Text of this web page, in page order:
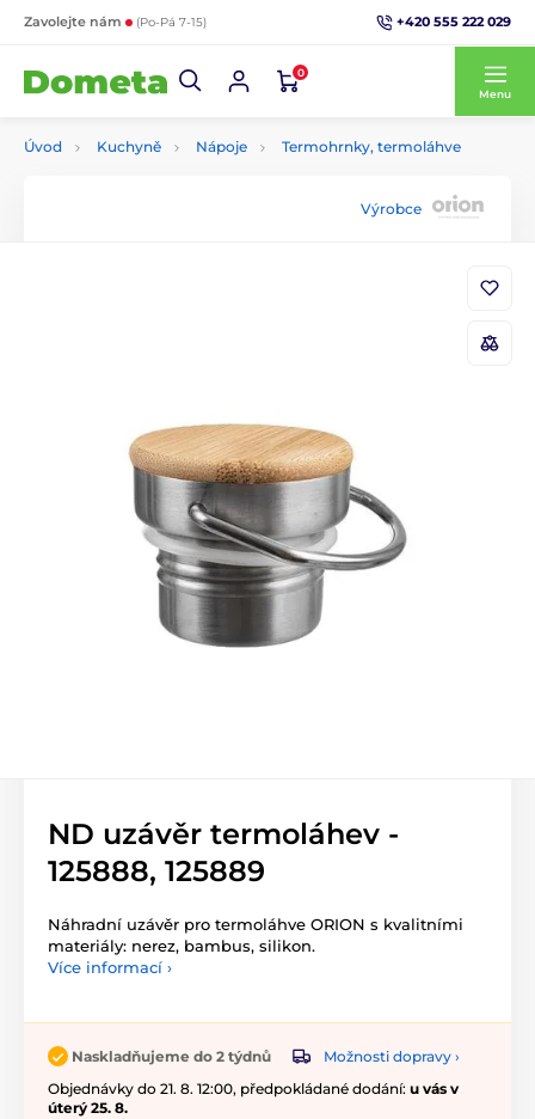
Zavolejte nám (Po-Pá 7-15) +420 555 222 029
0
Menu
Úvod Kuchyně Nápoje Termohrnky, termoláhve
Výrobce
ND uzávěr termoláhev -
125888, 125889
Náhradní uzávěr pro termoláhve ORION s kvalitními
materiály: nerez, bambus, silikon.
Více informací ›
Naskladňujeme do 2 týdnů
Možnosti dopravy ›
Objednávky do 21. 8. 12:00, předpokládané dodání: u vás v
úterý 25. 8.